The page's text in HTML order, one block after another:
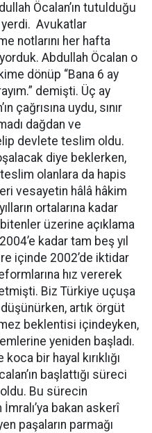
Öcalan’ın tutulduğu
yerdi. Avukatlar
notlarını her hafta
Abdullah Öcalan o
dönüp “Bana 6 ay
demişti. Üç ay
çağrısına uydu, sınır
dağdan ve
devlete teslim oldu.
diye beklerken,
olanlara da hapis
vesayetin hâlâ hâkim
ortalarına kadar
üzerine açıklama
kadar tam beş yıl
içinde 2002’de iktidar
hız vererek
Biz Türkiye uçuşa
artık örgüt
beklentisi içindeyken,
yeniden başladı.
bir hayal kırıklığı
başlattığı süreci
oldu. Bu sürecin
bakan askerî
paşaların parmağı